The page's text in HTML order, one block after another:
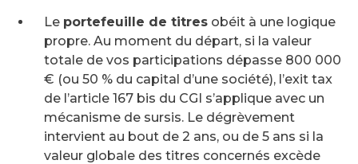
Le portefeuille de titres obéit à une logique
propre. Au moment du départ, si la valeur
totale de vos participations dépasse 800 000
€ (ou 50 % du capital d’une société), l’exit tax
de l’article 167 bis du CGI s’applique avec un
mécanisme de sursis. Le dégrèvement
intervient au bout de 2 ans, ou de 5 ans si la
valeur globale des titres concernés excède